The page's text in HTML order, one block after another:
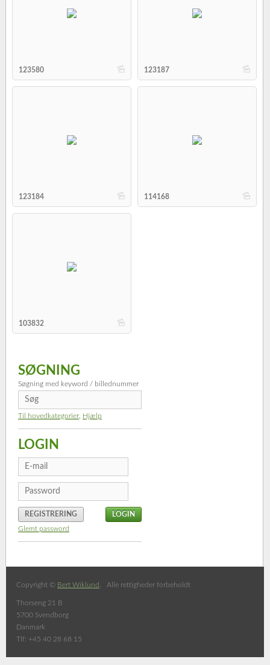
b
123580 b
123187
b
123184 b
114168
b
103832
SØGNING
Søgning med keyword / billednummer
Til hovedkategorier Hjælp
LOGIN
REGISTRERING
Glemt password
Copyright © Bert Wiklund . Alle rettigheder forbeholdt
Thorseng 21 B
5700 Svendborg
Danmark
Tlf: +45 40 28 68 15